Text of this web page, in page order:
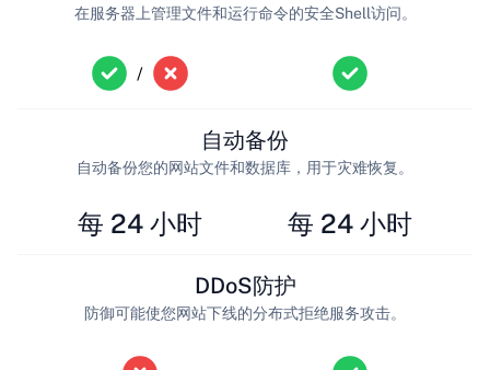
/
在服务器上管理文件和运行命令的安全Shell访问。
每 24 小时
自动备份
自动备份您的网站文件和数据库，用于灾难恢复。
每 24 小时
DDoS防护
防御可能使您网站下线的分布式拒绝服务攻击。